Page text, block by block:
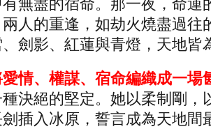
無盡的宿命。那一夜，命運
人的重逢，如劫火燒盡過往
劍影、紅蓮與青燈，天地皆
愛情、權謀、宿命編織成一場
決絕的堅定。她以柔制剛，
插入冰原，誓言成為天地間